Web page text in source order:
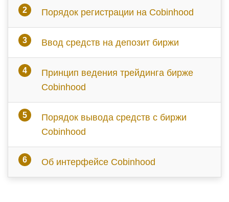
Порядок регистрации на Cobinhood
Ввод средств на депозит биржи
Принцип ведения трейдинга бирже
Cobinhood
Порядок вывода средств с биржи
Cobinhood
Об интерфейсе Cobinhood